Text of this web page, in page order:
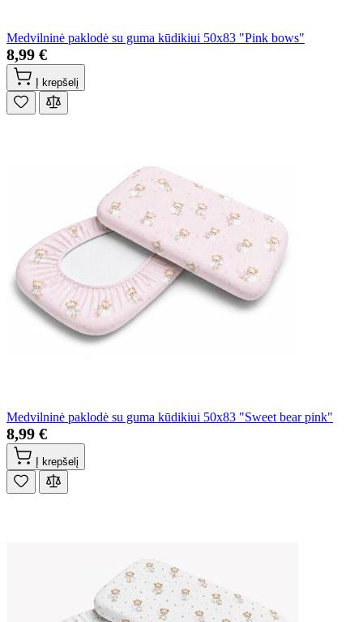
Medvilninė paklodė su guma kūdikiui 50x83 "Pink bows"
8,99 €
Į krepšelį
Medvilninė paklodė su guma kūdikiui 50x83 "Sweet bear pink"
8,99 €
Į krepšelį